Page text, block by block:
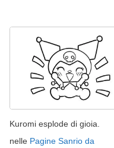
Kuromi esplode di gioia.
nelle Pagine Sanrio da